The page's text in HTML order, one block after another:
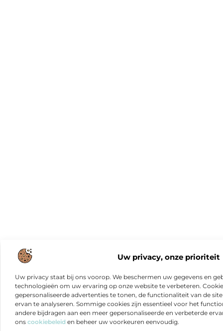
Uw privacy, onze prioriteit
Uw privacy staat bij ons voorop. We beschermen uw gegevens en
technologieën om uw ervaring op onze website te verbeteren.
gepersonaliseerde advertenties te tonen, de functionaliteit van de
ervan te analyseren. Sommige cookies zijn essentieel voor het
andere bijdragen aan een meer gepersonaliseerde en verbeterde
ons cookiebeleid en beheer uw voorkeuren eenvoudig.